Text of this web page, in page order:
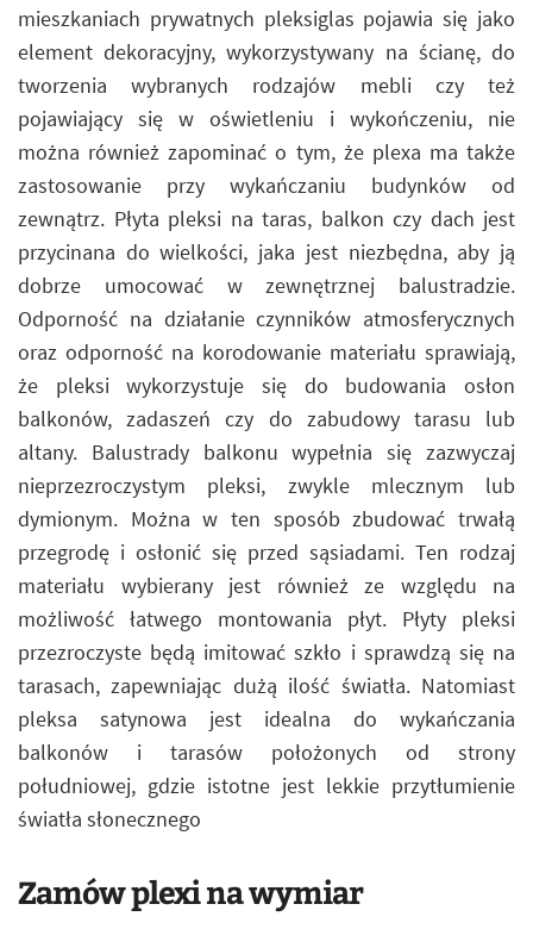
mieszkaniach prywatnych pleksiglas pojawia się jako
element dekoracyjny, wykorzystywany na ścianę, do
tworzenia wybranych rodzajów mebli czy też
pojawiający się w oświetleniu i wykończeniu, nie
można również zapominać o tym, że plexa ma także
zastosowanie przy wykańczaniu budynków od
zewnątrz. Płyta pleksi na taras, balkon czy dach jest
przycinana do wielkości, jaka jest niezbędna, aby ją
dobrze umocować w zewnętrznej balustradzie.
Odporność na działanie czynników atmosferycznych
oraz odporność na korodowanie materiału sprawiają,
że pleksi wykorzystuje się do budowania osłon
balkonów, zadaszeń czy do zabudowy tarasu lub
altany. Balustrady balkonu wypełnia się zazwyczaj
nieprzezroczystym pleksi, zwykle mlecznym lub
dymionym. Można w ten sposób zbudować trwałą
przegrodę i osłonić się przed sąsiadami. Ten rodzaj
materiału wybierany jest również ze względu na
możliwość łatwego montowania płyt. Płyty pleksi
przezroczyste będą imitować szkło i sprawdzą się na
tarasach, zapewniając dużą ilość światła. Natomiast
pleksa satynowa jest idealna do wykańczania
balkonów i tarasów położonych od strony
południowej, gdzie istotne jest lekkie przytłumienie
światła słonecznego
Zamów plexi na wymiar